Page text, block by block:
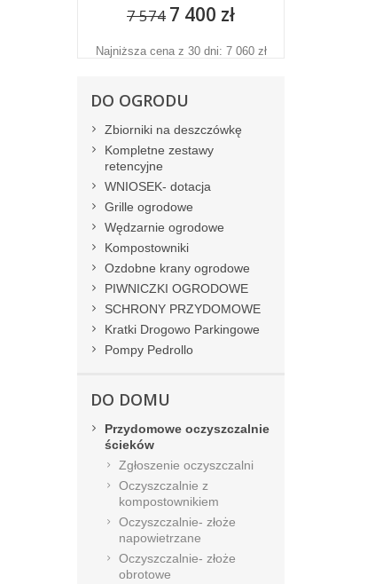
7 574 7 400 zł
Najniższa cena z 30 dni: 7 060 zł
DO OGRODU
Zbiorniki na deszczówkę
Kompletne zestawy
retencyjne
WNIOSEK- dotacja
Grille ogrodowe
Wędzarnie ogrodowe
Kompostowniki
Ozdobne krany ogrodowe
PIWNICZKI OGRODOWE
SCHRONY PRZYDOMOWE
Kratki Drogowo Parkingowe
Pompy Pedrollo
DO DOMU
Przydomowe oczyszczalnie
ścieków
Zgłoszenie oczyszczalni
Oczyszczalnie z
kompostownikiem
Oczyszczalnie- złoże
napowietrzane
Oczyszczalnie- złoże
obrotowe